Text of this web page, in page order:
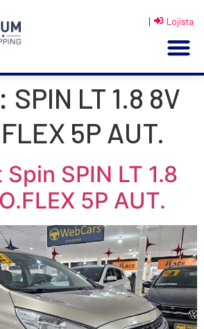
| Lojista
SPIN LT 1.8 8V
5P AUT.
SPIN LT 1.8
5P AUT.